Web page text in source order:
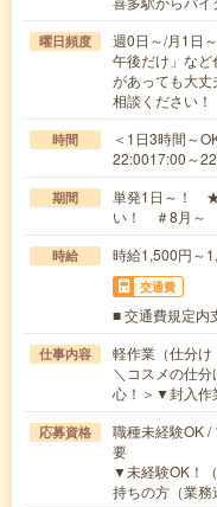
曜日頻度
週0日～/月1日
午後だけ」な
があっても大
相談ください！
時間
＜1日3時間～
22:0017:00～
期間
単発1日～！ ★
い！ ＃8月～
時給 時給1,500円～
交通費
■ 交通費規定内
仕事内容
軽作業（仕分け
＼コスメの仕
心！＞▼封入作
応募資格
職種未経験OK /
要
▼未経験OK！
持ちの方（業